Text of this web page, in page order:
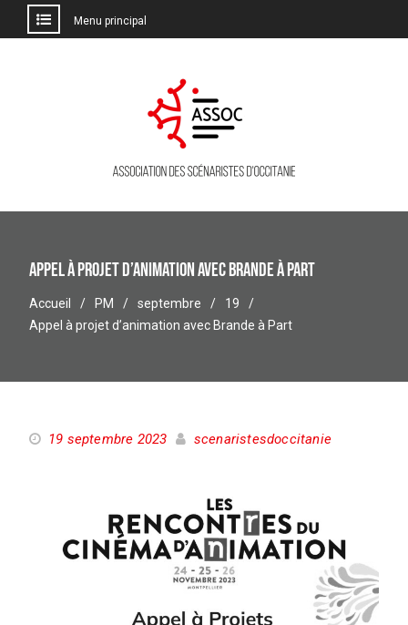
Menu principal
Appel à projet d’animation avec Brande à Part
Accueil PM septembre
19
Appel à projet d’animation avec Brande à Part
19 septembre 2023 scenaristesdoccitanie